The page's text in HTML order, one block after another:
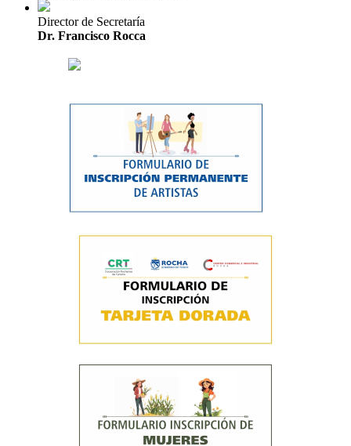
Director de Secretaría
Dr. Francisco Rocca